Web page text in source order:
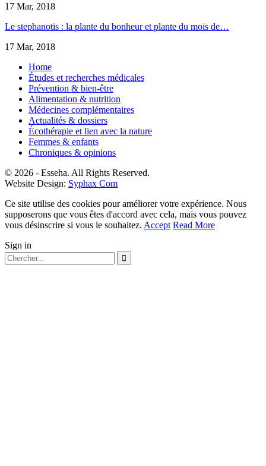
17 Mar, 2018
Le stephanotis : la plante du bonheur et plante du mois de…
17 Mar, 2018
Home
Études et recherches médicales
Prévention & bien-être
Alimentation & nutrition
Médecines complémentaires
Actualités & dossiers
Écothérapie et lien avec la nature
Femmes & enfants
Chroniques & opinions
© 2026 - Esseha. All Rights Reserved.
Website Design: Syphax Com
Ce site utilise des cookies pour améliorer votre expérience. Nous
supposerons que vous êtes d'accord avec cela, mais vous pouvez
vous désinscrire si vous le souhaitez. Accept Read More
Sign in